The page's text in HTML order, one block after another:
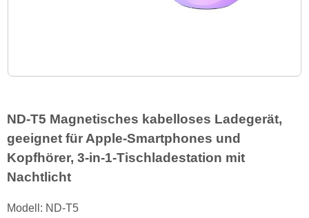
ND-T5 Magnetisches kabelloses Ladegerät,
geeignet für Apple-Smartphones und
Kopfhörer, 3-in-1-Tischladestation mit
Nachtlicht
Modell: ND-T5